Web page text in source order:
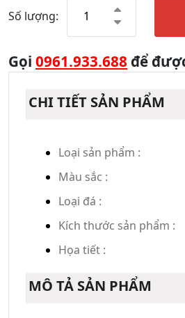
Số lượng:
Gọi 0961.933.688 để
CHI TIẾT SẢN PHẨM
Loại sản phẩm :
Màu sắc :
Loại đá :
Kích thước sản phẩm :
Họa tiết :
MÔ TẢ SẢN PHẨM